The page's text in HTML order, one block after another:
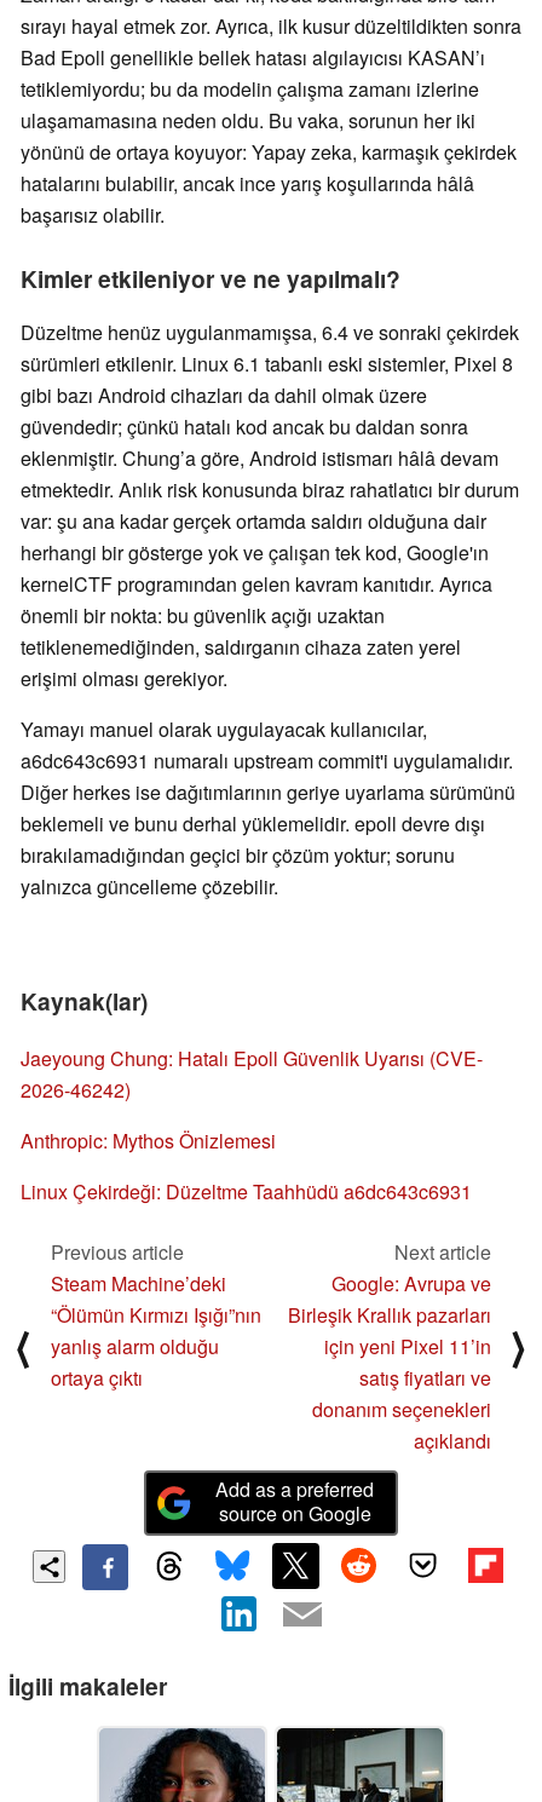
sırayı hayal etmek zor. Ayrıca, ilk kusur düzeltildikten sonra
Bad Epoll genellikle bellek hatası algılayıcısı KASAN’ı
tetiklemiyordu; bu da modelin çalışma zamanı izlerine
ulaşamamasına neden oldu. Bu vaka, sorunun her iki
yönünü de ortaya koyuyor: Yapay zeka, karmaşık çekirdek
hatalarını bulabilir, ancak ince yarış koşullarında hâlâ
başarısız olabilir.
Kimler etkileniyor ve ne yapılmalı?
Düzeltme henüz uygulanmamışsa, 6.4 ve sonraki çekirdek
sürümleri etkilenir. Linux 6.1 tabanlı eski sistemler, Pixel 8
gibi bazı Android cihazları da dahil olmak üzere
güvendedir; çünkü hatalı kod ancak bu daldan sonra
eklenmiştir. Chung’a göre, Android istismarı hâlâ devam
etmektedir. Anlık risk konusunda biraz rahatlatıcı bir durum
var: şu ana kadar gerçek ortamda saldırı olduğuna dair
herhangi bir gösterge yok ve çalışan tek kod, Google'ın
kernelCTF programından gelen kavram kanıtıdır. Ayrıca
önemli bir nokta: bu güvenlik açığı uzaktan
tetiklenemediğinden, saldırganın cihaza zaten yerel
erişimi olması gerekiyor.
Yamayı manuel olarak uygulayacak kullanıcılar,
a6dc643c6931 numaralı upstream commit'i uygulamalıdır.
Diğer herkes ise dağıtımlarının geriye uyarlama sürümünü
beklemeli ve bunu derhal yüklemelidir. epoll devre dışı
bırakılamadığından geçici bir çözüm yoktur; sorunu
yalnızca güncelleme çözebilir.
Kaynak(lar)
Jaeyoung Chung: Hatalı Epoll Güvenlik Uyarısı (CVE-
2026-46242)
Anthropic: Mythos Önizlemesi
Linux Çekirdeği: Düzeltme Taahhüdü a6dc643c6931
⟨
Previous article
Steam Machine’deki
“Ölümün Kırmızı Işığı”nın
yanlış alarm olduğu
ortaya çıktı
Next article
Google: Avrupa ve
Birleşik Krallık pazarları
için yeni Pixel 11’in
satış fiyatları ve
donanım seçenekleri
açıklandı
⟩
Add as a preferred
source on Google
İlgili makaleler